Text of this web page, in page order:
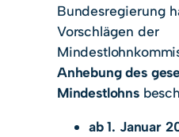
Bundesregierung
Vorschlägen der
Anhebung des
Mindestlohns
ab 1. Januar